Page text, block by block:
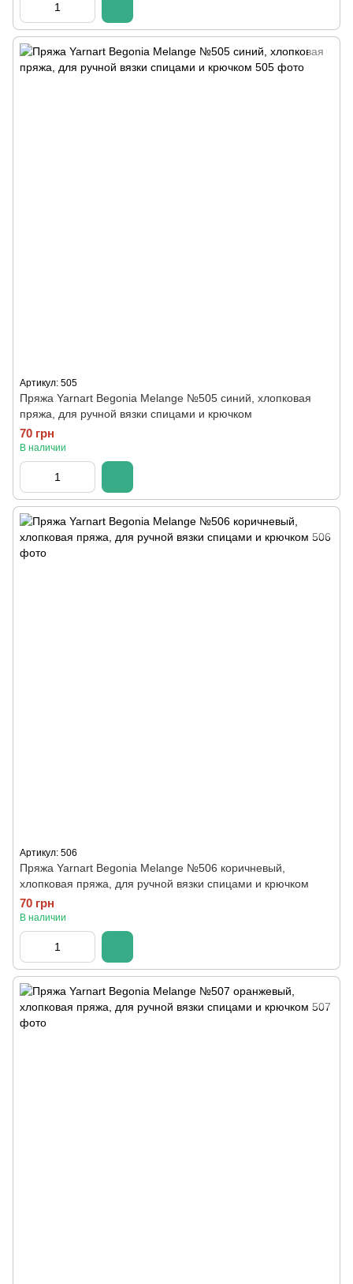
Артикул: 505
Пряжа Yarnart Begonia Melange №505 синий, хлопковая
пряжа, для ручной вязки спицами и крючком
70 грн
В наличии
Артикул: 506
Пряжа Yarnart Begonia Melange №506 коричневый,
хлопковая пряжа, для ручной вязки спицами и крючком
70 грн
В наличии